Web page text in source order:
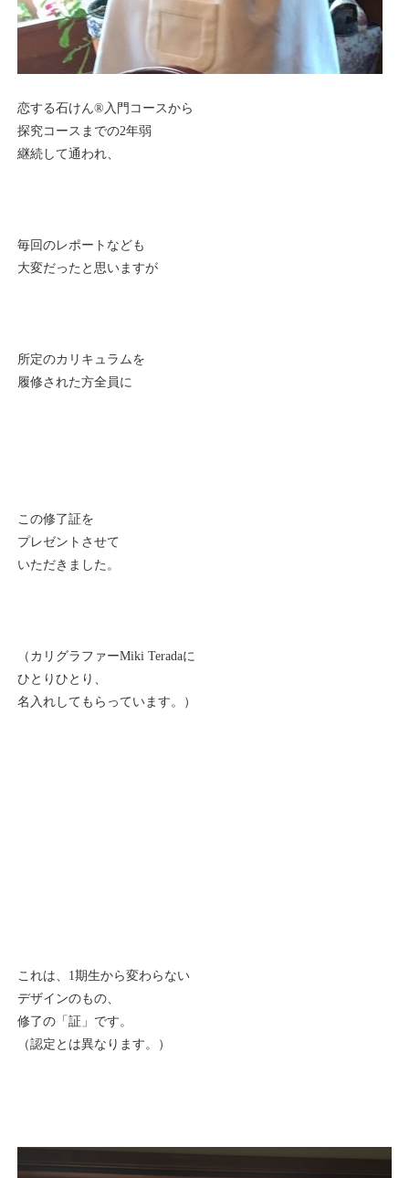
恋する石けん®入門コースから
探究コースまでの2年弱
継続して通われ、
毎回のレポートなども
大変だったと思いますが
所定のカリキュラムを
履修された方全員に
この修了証を
プレゼントさせて
いただきました。
（カリグラファーMiki Teradaに
ひとりひとり、
名入れしてもらっています。）
これは、1期生から変わらない
デザインのもの、
修了の「証」です。
（認定とは異なります。）